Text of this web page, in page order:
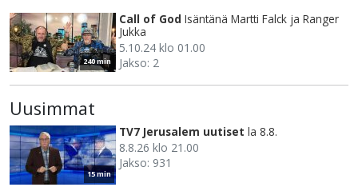
240 min
Call of God Isäntänä Martti Falck ja Ranger
Jukka
5.10.24 klo 01.00
Jakso: 2
Uusimmat
15 min
TV7 Jerusalem uutiset la 8.8.
8.8.26 klo 21.00
Jakso: 931